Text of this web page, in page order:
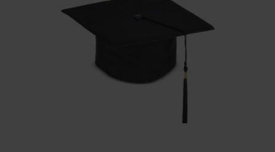
Huis & Lifestyle
Auto & Veiligheid